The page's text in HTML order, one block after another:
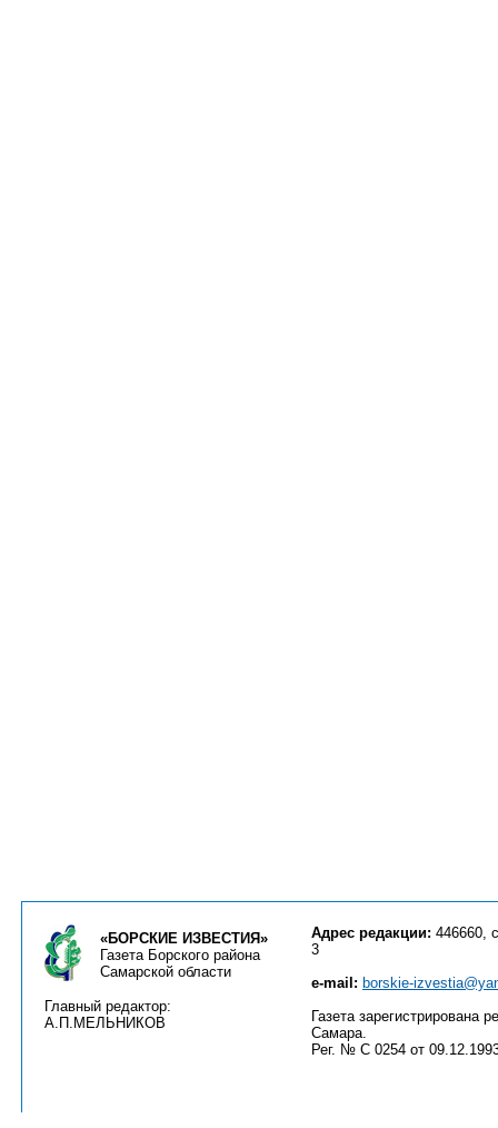
«БОРСКИЕ ИЗВЕСТИЯ»
Газета Борского района
Самарской области
Главный редактор:
А.П.МЕЛЬНИКОВ
Адрес редакции: 446660,
3
e-mail: borskie-
Газета зарегистрирована
Самара.
Рег. № С 0254 от